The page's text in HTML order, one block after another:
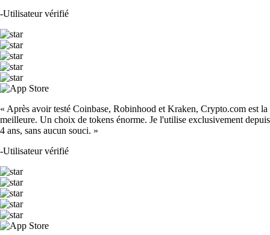
-Utilisateur vérifié
« Après avoir testé Coinbase, Robinhood et Kraken, Crypto.com est la
meilleure. Un choix de tokens énorme. Je l'utilise exclusivement depuis
4 ans, sans aucun souci. »
-Utilisateur vérifié